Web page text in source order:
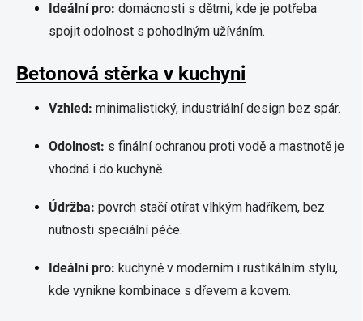
Ideální pro: domácnosti s dětmi, kde je potřeba
spojit odolnost s pohodlným užíváním.
Betonová stěrka v kuchyni
Vzhled: minimalistický, industriální design bez spár.
Odolnost: s finální ochranou proti vodě a mastnotě je
vhodná i do kuchyně.
Údržba: povrch stačí otírat vlhkým hadříkem, bez
nutnosti speciální péče.
Ideální pro: kuchyně v moderním i rustikálním stylu,
kde vynikne kombinace s dřevem a kovem.